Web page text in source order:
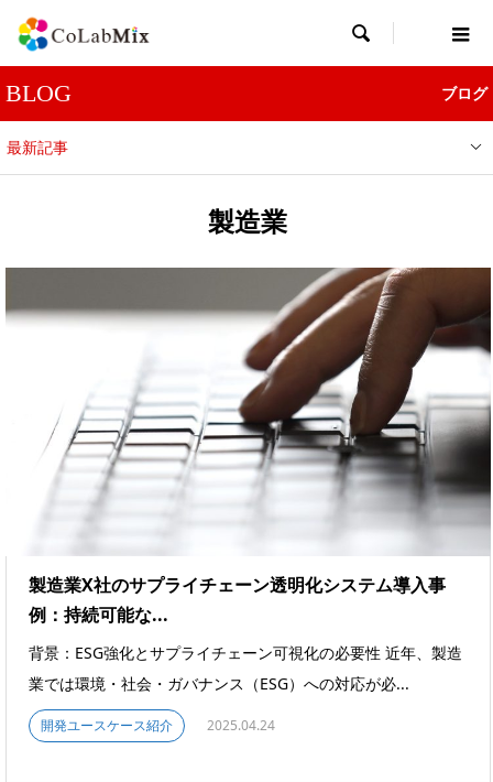

BLOG ブログ
最新記事
製造業
製造業X社のサプライチェーン透明化システム導入事
例：持続可能な...
背景：ESG強化とサプライチェーン可視化の必要性 近年、製造
業では環境・社会・ガバナンス（ESG）への対応が必...
開発ユースケース紹介 2025.04.24